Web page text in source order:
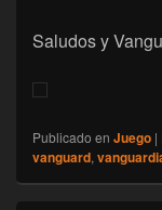
Saludos y
Publicado en Juego |
vanguard,